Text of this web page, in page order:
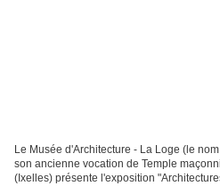
Le Musée d'Architecture - La Loge (le
son ancienne vocation de Temple
(Ixelles) présente l'exposition